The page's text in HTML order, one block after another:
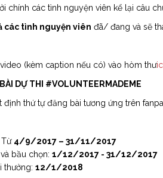
chính các tình nguyện viên kể lại câu
các tình nguyện viên đã/ đang và sẽ
(kèm caption nếu có) vào hòm thư
VIÊN] BÀI DỰ THI
thứ tự đăng bài tương ứng trên
Từ 4/9/2017 – 31/11/2017
bầu chọn: 1/12/2017 - 31/12/2017
thưởng: 12/1/2018